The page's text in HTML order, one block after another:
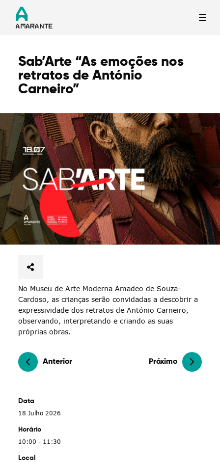
Termo de Pesquisa
Categorias gerais
Filtros
Sab’Arte “As emoções nos
retratos de António
Carneiro”
No Museu de Arte Moderna Amadeo de Souza-
Cardoso, as crianças serão convidadas a descobrir a
expressividade dos retratos de António Carneiro,
observando, interpretando e criando as suas
próprias obras.
Anterior Próximo
Data
18 Julho 2026
Horário
10:00 - 11:30
Local